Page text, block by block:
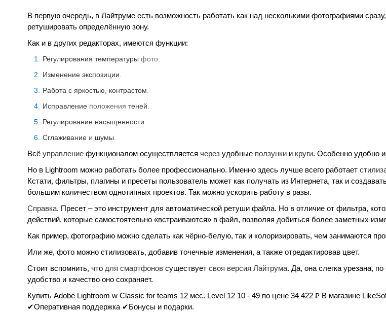
В первую очередь, в Лайтруме есть возможность работать как над несколькими фотографиями
ретушировать определённую зону.
Как и в других редакторах, имеются функции:
Регулирования температуры фото.
Изменение экспозиции
Работа с яркостью
контрастом
Исправлениеположения теней
Регулирование насыщенности
Сглаживаниеи шумы
Всё управлениефункционалом осуществляется черезудобные ползункии круги. Особенно удобно
Но в Lightroom можно работать более профессионально. Именно здесь лучше всего работает
Кстати, фильтры, плагины и пресеты пользователь может как получать из Интернета, так и
большим количеством однотипных проектов. Так можно ускорить работу в разы.
Справка. Пресет – это инструмент для автоматической ретуши файла. Но в отличие от фильтра,
действий, которые самостоятельно «встраиваются» в файл, позволяя добиться более заметных
Как пример, фотографию можно сделать как чёрно-белую, так и колоризировать, чем занимаются
Или же, фото можно стилизовать, добавив точечные изменения, а также отредактировав цвет.
Стоит вспомнить, что для смартфоновсуществует своя версия Лайтрума. Да, она слегка урезана,
удобство и качество оно сохраняет.
Купить Adobe Lightroom w Classic for teams 12 мес. Level 12 10 - 49 по цене 34 422 ₽ В магазине
✔Оперативная поддержка ✔Бонусы и подарки.